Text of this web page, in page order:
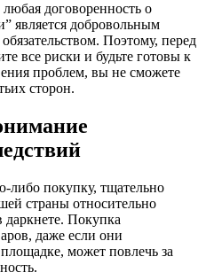
договоренность о
является добровольным
Поэтому, перед
все риски и будьте готовы к
проблем, вы не сможете
сторон.
либо покупку, тщательно
страны относительно
даркнете. Покупка
даже если они
может повлечь за